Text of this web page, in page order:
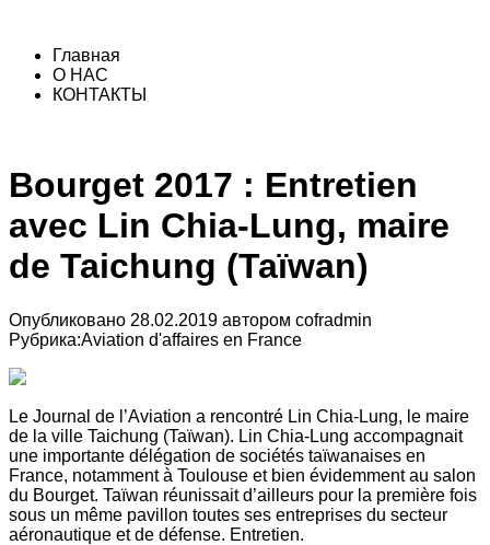
Главная
О НАС
КОНТАКТЫ
Bourget 2017 : Entretien
avec Lin Chia-Lung, maire
de Taichung (Taïwan)
Опубликовано 28.02.2019 автором cofradmin
Рубрика:Aviation d'affaires en France
Le Journal de l’Aviation a rencontré Lin Chia-Lung, le maire
de la ville Taichung (Taïwan). Lin Chia-Lung accompagnait
une importante délégation de sociétés taïwanaises en
France, notamment à Toulouse et bien évidemment au salon
du Bourget. Taïwan réunissait d’ailleurs pour la première fois
sous un même pavillon toutes ses entreprises du secteur
aéronautique et de défense. Entretien.